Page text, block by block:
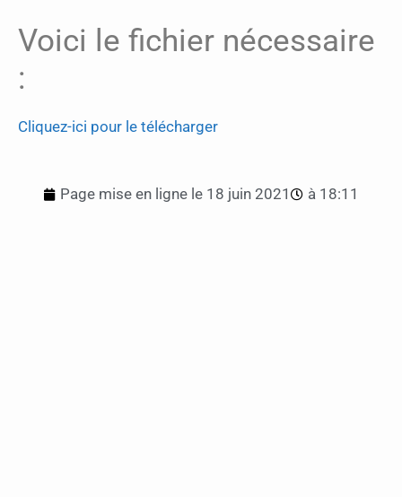
Voici le fichier nécessaire
:
Cliquez-ici pour le télécharger
Page mise en ligne le 18 juin 2021 à 18:11